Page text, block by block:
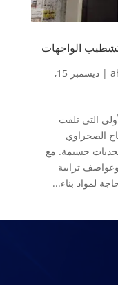
الواجهات
|
ديسمبر 15,
التي تلفت
الصحراوي
تحديات جسيمة. مع
صيفاً، وعواصف ترابية
لمواد بناء...